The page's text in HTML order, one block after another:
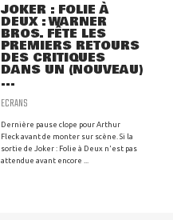
JOKER : FOLIE À
DEUX : WARNER
BROS. FÊTE LES
PREMIERS RETOURS
DES CRITIQUES
DANS UN (NOUVEAU)
...
ECRANS
Dernière pause clope pour Arthur
Fleck avant de monter sur scène. Si la
sortie de Joker : Folie à Deux n'est pas
attendue avant encore ...